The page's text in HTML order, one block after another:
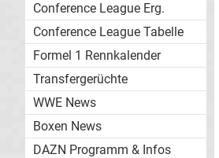
Conference League Erg.
Conference League Tabelle
Formel 1 Rennkalender
Transfergerüchte
WWE News
Boxen News
DAZN Programm & Infos